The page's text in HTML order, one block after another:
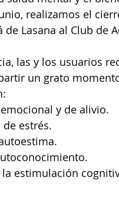
realizamos el
de Lasana al Club
las y los usuarios
un grato
y de alivio.
de estrés.
la estimulación